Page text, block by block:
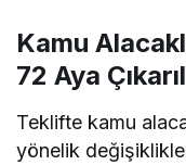
Kamu
72 Aya
Teklifte kamu
yönelik